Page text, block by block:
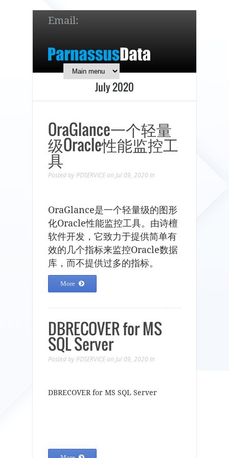
Email:
7 x 24 online support!
简体中文 English
July 2020
OraGlance一个轻量
级Oracle性能监控工
具
Posted by PDSERVICE on Jul 09, 2020 In
OraGlance是一个轻量级的图形
化Oracle性能监控工具。由诗檀
软件开发，它致力于提供简单有
效的几个指标来监控Oracle数据
库，而不提供过多的指标。
More
DBRECOVER for MS
SQL Server
Posted by PDSERVICE on Jul 09, 2020 In
DBRECOVER for MS SQL Server